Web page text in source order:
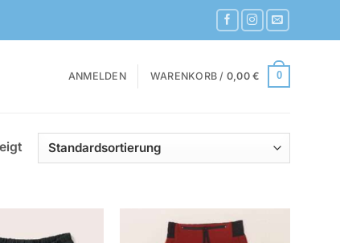
ANMELDEN WARENKORB / 0,00€ 0